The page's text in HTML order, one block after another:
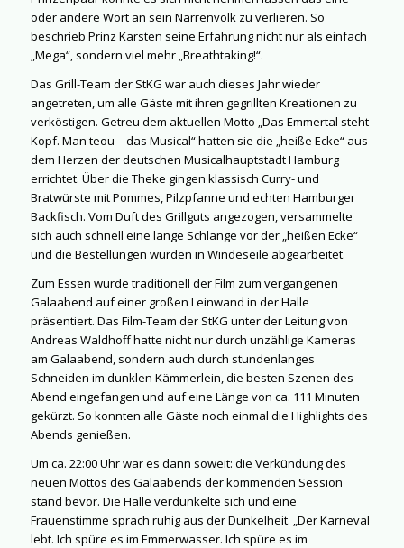
oder andere Wort an sein Narrenvolk zu verlieren. So
beschrieb Prinz Karsten seine Erfahrung nicht nur als einfach
„Mega“, sondern viel mehr „Breathtaking!“.
Das Grill-Team der StKG war auch dieses Jahr wieder
angetreten, um alle Gäste mit ihren gegrillten Kreationen zu
verköstigen. Getreu dem aktuellen Motto „Das Emmertal steht
Kopf. Man teou – das Musical“ hatten sie die „heiße Ecke“ aus
dem Herzen der deutschen Musicalhauptstadt Hamburg
errichtet. Über die Theke gingen klassisch Curry- und
Bratwürste mit Pommes, Pilzpfanne und echten Hamburger
Backfisch. Vom Duft des Grillguts angezogen, versammelte
sich auch schnell eine lange Schlange vor der „heißen Ecke“
und die Bestellungen wurden in Windeseile abgearbeitet.
Zum Essen wurde traditionell der Film zum vergangenen
Galaabend auf einer großen Leinwand in der Halle
präsentiert. Das Film-Team der StKG unter der Leitung von
Andreas Waldhoff hatte nicht nur durch unzählige Kameras
am Galaabend, sondern auch durch stundenlanges
Schneiden im dunklen Kämmerlein, die besten Szenen des
Abend eingefangen und auf eine Länge von ca. 111 Minuten
gekürzt. So konnten alle Gäste noch einmal die Highlights des
Abends genießen.
Um ca. 22:00 Uhr war es dann soweit: die Verkündung des
neuen Mottos des Galaabends der kommenden Session
stand bevor. Die Halle verdunkelte sich und eine
Frauenstimme sprach ruhig aus der Dunkelheit. „Der Karneval
lebt. Ich spüre es im Emmerwasser. Ich spüre es im